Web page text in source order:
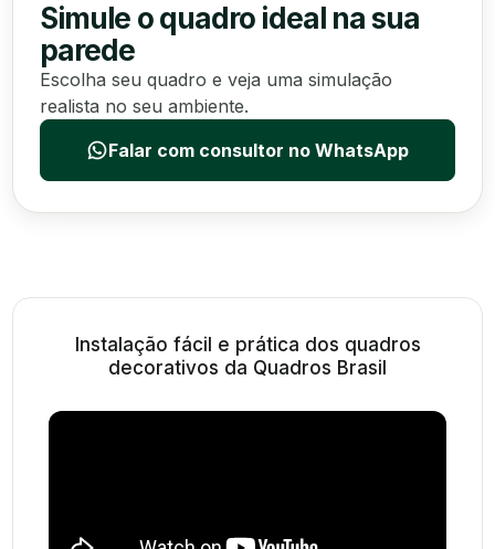
Simule o quadro ideal na sua
parede
Escolha seu quadro e veja uma simulação
realista no seu ambiente.
Falar com consultor no WhatsApp
Instalação fácil e prática dos quadros
decorativos da Quadros Brasil